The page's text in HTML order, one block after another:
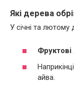
Які дерева
У січні та лютому
айва.